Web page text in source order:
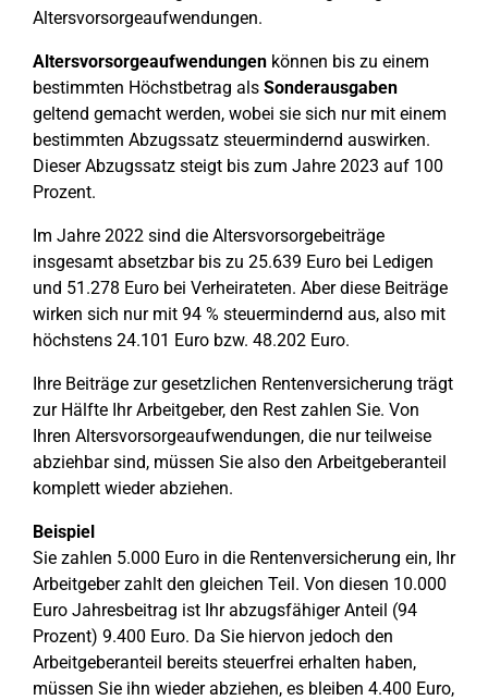
Altersvorsorgeaufwendungen.
Altersvorsorgeaufwendungen können bis zu einem
bestimmten Höchstbetrag als Sonderausgaben
geltend gemacht werden, wobei sie sich nur mit einem
bestimmten Abzugssatz steuermindernd auswirken.
Dieser Abzugssatz steigt bis zum Jahre 2023 auf 100
Prozent.
Im Jahre 2022 sind die Altersvorsorgebeiträge
insgesamt absetzbar bis zu 25.639 Euro bei Ledigen
und 51.278 Euro bei Verheirateten. Aber diese Beiträge
wirken sich nur mit 94 % steuermindernd aus, also mit
höchstens 24.101 Euro bzw. 48.202 Euro.
Ihre Beiträge zur gesetzlichen Rentenversicherung trägt
zur Hälfte Ihr Arbeitgeber, den Rest zahlen Sie. Von
Ihren Altersvorsorgeaufwendungen, die nur teilweise
abziehbar sind, müssen Sie also den Arbeitgeberanteil
komplett wieder abziehen.
Beispiel
Sie zahlen 5.000 Euro in die Rentenversicherung ein, Ihr
Arbeitgeber zahlt den gleichen Teil. Von diesen 10.000
Euro Jahresbeitrag ist Ihr abzugsfähiger Anteil (94
Prozent) 9.400 Euro. Da Sie hiervon jedoch den
Arbeitgeberanteil bereits steuerfrei erhalten haben,
müssen Sie ihn wieder abziehen, es bleiben 4.400 Euro,